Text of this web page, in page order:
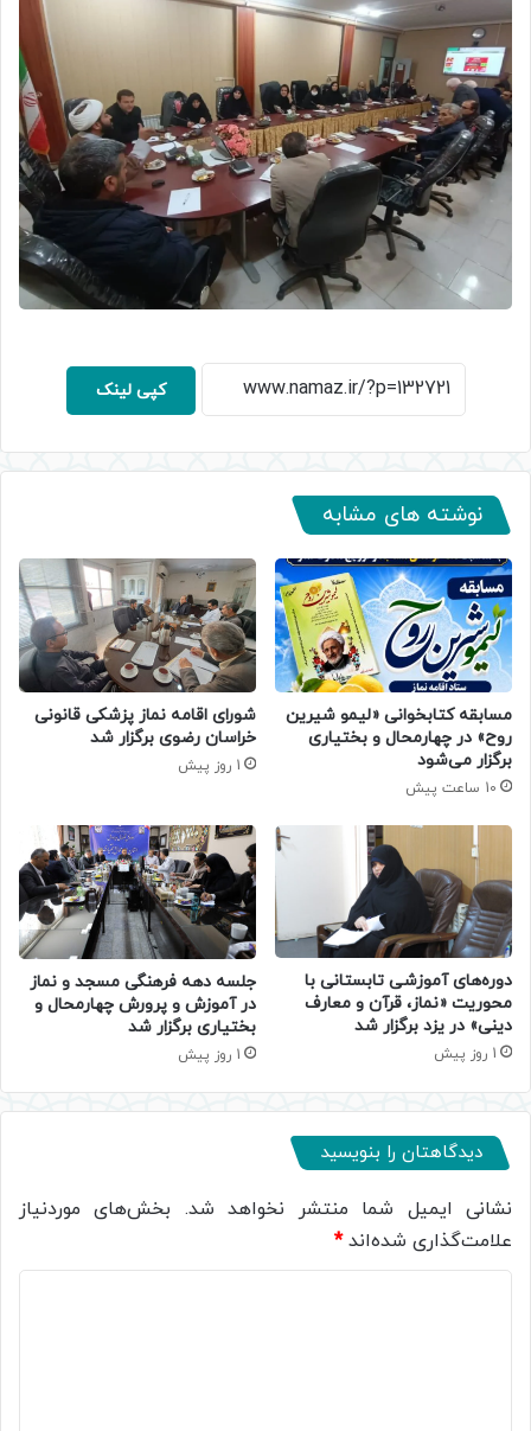
کپی لینک
نوشته های مشابه
مسابقه کتابخوانی «لیمو شیرین
روح» در چهارمحال و بختیاری
برگزار می‌شود
10 ساعت پیش
شورای اقامه نماز پزشکی قانونی
خراسان رضوی برگزار شد
1 روز پیش
دوره‌های آموزشی تابستانی با
محوریت «نماز، قرآن و معارف
دینی» در یزد برگزار شد
1 روز پیش
جلسه دهه فرهنگی مسجد و نماز
در آموزش و پرورش چهارمحال و
بختیاری برگزار شد
1 روز پیش
دیدگاهتان را بنویسید
نشانی ایمیل شما منتشر نخواهد شد. بخش‌های موردنیاز
علامت‌گذاری شده‌اند*